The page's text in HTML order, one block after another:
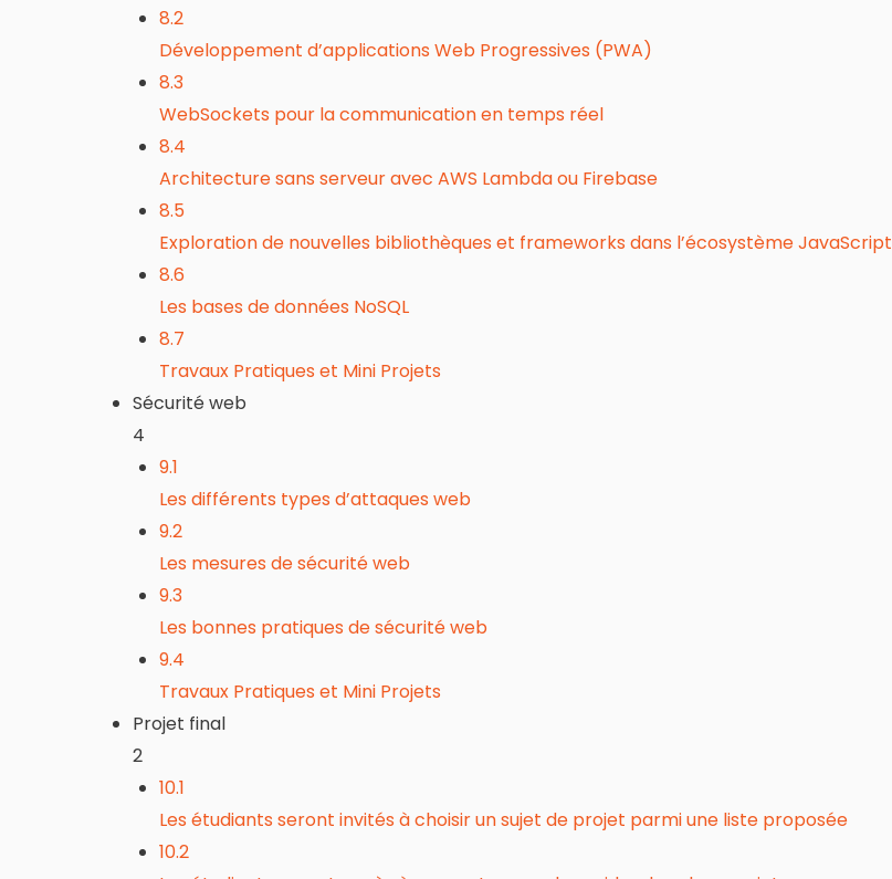
8.2
Développement d’applications Web Progressives (PWA)
8.3
WebSockets pour la communication en temps réel
8.4
Architecture sans serveur avec AWS Lambda ou Firebase
8.5
Exploration de nouvelles bibliothèques et frameworks dans l’écosystème JavaScript
8.6
Les bases de données NoSQL
8.7
Travaux Pratiques et Mini Projets
Sécurité web
4
9.1
Les différents types d’attaques web
9.2
Les mesures de sécurité web
9.3
Les bonnes pratiques de sécurité web
9.4
Travaux Pratiques et Mini Projets
Projet final
2
10.1
Les étudiants seront invités à choisir un sujet de projet parmi une liste proposée
10.2